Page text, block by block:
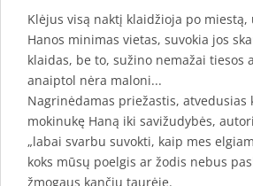
Klėjus visą naktį klaidžioja po miestą,
Hanos minimas vietas, suvokia jos
klaidas, be to, sužino nemažai tiesos
anaiptol nėra maloni...
Nagrinėdamas priežastis, atvedusias
mokinukę Haną iki savižudybės,
„labai svarbu suvokti, kaip mes
koks mūsų poelgis ar žodis nebus
žmogaus kančių taurėje.